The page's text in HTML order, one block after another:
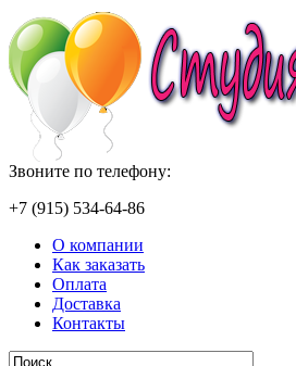
Звоните по телефону:
+7 (915) 534-64-86
О компании
Как заказать
Оплата
Доставка
Контакты